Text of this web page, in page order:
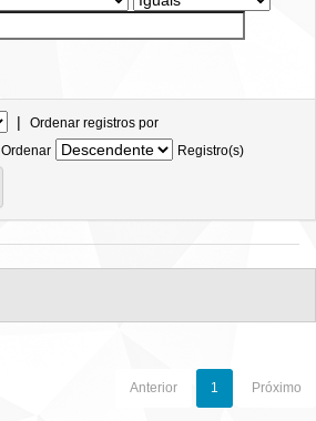
| Ordenar registros por
Ordenar
Registro(s)
Anterior 1 Próximo